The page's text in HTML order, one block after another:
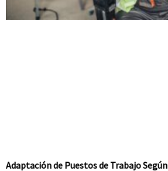
Adaptación de Puestos de Trabajo